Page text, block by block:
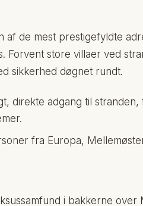
af ​​de mest prestigefyldte
Forvent store villaer ved
sikkerhed døgnet rundt.
direkte adgang til
fra Europa,
i bakkerne